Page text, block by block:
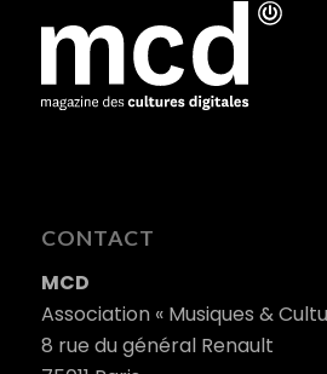
CONTACT
MCD
Association « Musiques &
8 rue du général Renault